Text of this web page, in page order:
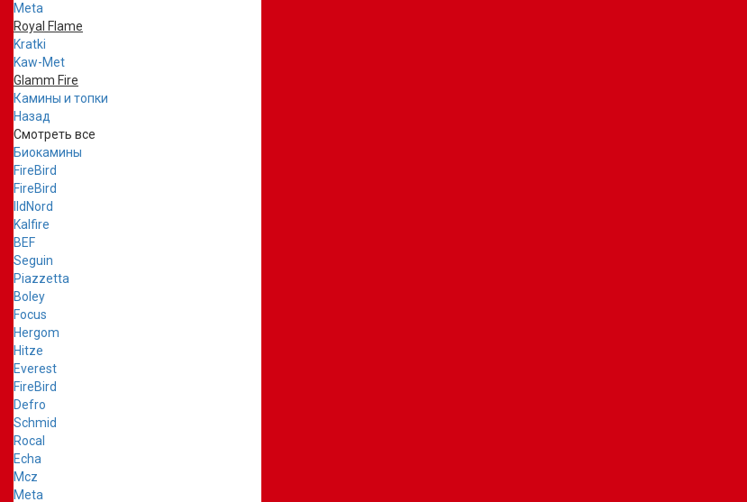
Meta
Royal Flame
Kratki
Kaw-Met
Glamm Fire
Камины и топки
Назад
Смотреть все
Биокамины
FireBird
FireBird
IldNord
Kalfire
BEF
Seguin
Piazzetta
Boley
Focus
Hergom
Hitze
Everest
FireBird
Defro
Schmid
Rocal
Echa
Mcz
Meta